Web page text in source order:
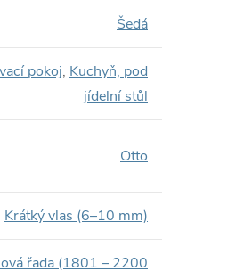
Šedá
pokoj, Kuchyň, pod
jídelní stůl
Otto
Krátký vlas (6–10 mm)
řada (1801 – 2200